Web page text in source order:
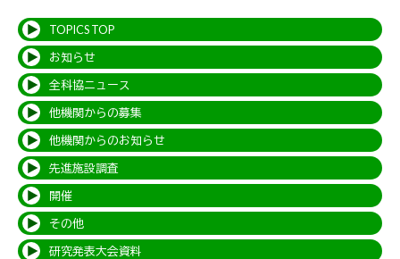
TOPICS TOP
お知らせ
全科協ニュース
他機関からの募集
他機関からのお知らせ
先進施設調査
開催
その他
研究発表大会資料